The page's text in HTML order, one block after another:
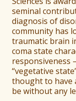
seminal
diagnosis of
community has
traumatic brain
coma state
responsiveness
“vegetative
thought to have
be without any